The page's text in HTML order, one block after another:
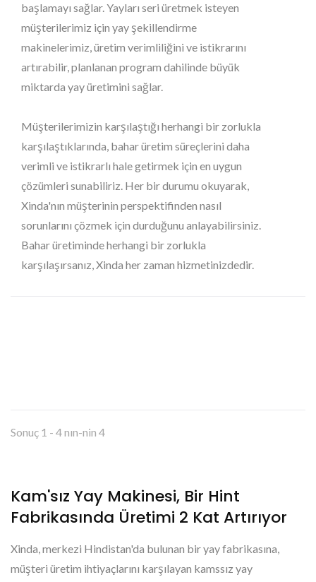
başlamayı sağlar. Yayları seri üretmek isteyen
müşterilerimiz için yay şekillendirme
makinelerimiz, üretim verimliliğini ve istikrarını
artırabilir, planlanan program dahilinde büyük
miktarda yay üretimini sağlar.
Müşterilerimizin karşılaştığı herhangi bir zorlukla
karşılaştıklarında, bahar üretim süreçlerini daha
verimli ve istikrarlı hale getirmek için en uygun
çözümleri sunabiliriz. Her bir durumu okuyarak,
Xinda'nın müşterinin perspektifinden nasıl
sorunlarını çözmek için durduğunu anlayabilirsiniz.
Bahar üretiminde herhangi bir zorlukla
karşılaşırsanız, Xinda her zaman hizmetinizdedir.
Sonuç 1 - 4 nın-nin 4
Kam'sız Yay Makinesi, Bir Hint
Fabrikasında Üretimi 2 Kat Artırıyor
Xinda, merkezi Hindistan'da bulunan bir yay fabrikasına,
müşteri üretim ihtiyaçlarını karşılayan kamssız yay